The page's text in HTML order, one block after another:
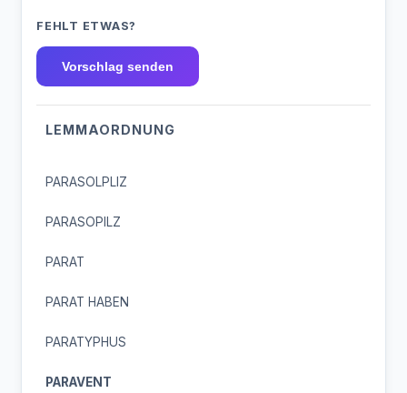
FEHLT ETWAS?
Vorschlag senden
LEMMAORDNUNG
PARASOLPLIZ
PARASOPILZ
PARAT
PARAT HABEN
PARATYPHUS
PARAVENT